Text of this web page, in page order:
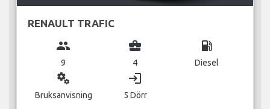
RENAULT TRAFIC
group
9
business_center
4
local_gas_station
Diesel
miscellaneous_services
Bruksanvisning
login
5 Dörr